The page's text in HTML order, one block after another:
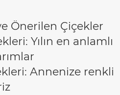
Önerilen Çiçekler
Yılın en anlamlı
Annenize renkli